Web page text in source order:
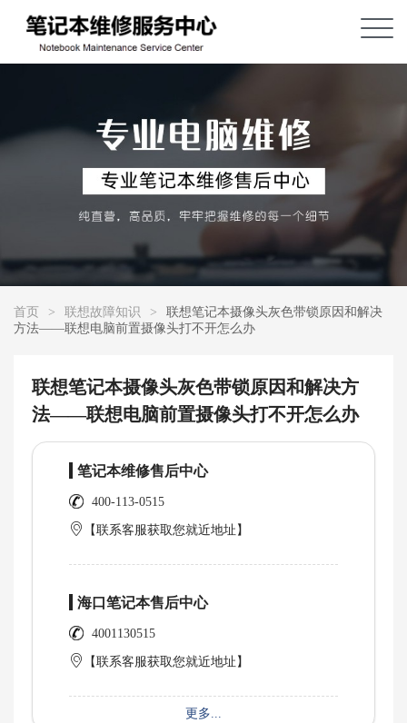
首页 > 联想故障知识 >
联想笔记本摄像头灰色带锁原因和解决
方法——联想电脑前置摄像头打不开怎么办
联想笔记本摄像头灰色带锁原因和解决方
法——联想电脑前置摄像头打不开怎么办
笔记本维修售后中心
400-113-0515
【联系客服获取您就近地址】
海口笔记本售后中心
4001130515
【联系客服获取您就近地址】
更多...